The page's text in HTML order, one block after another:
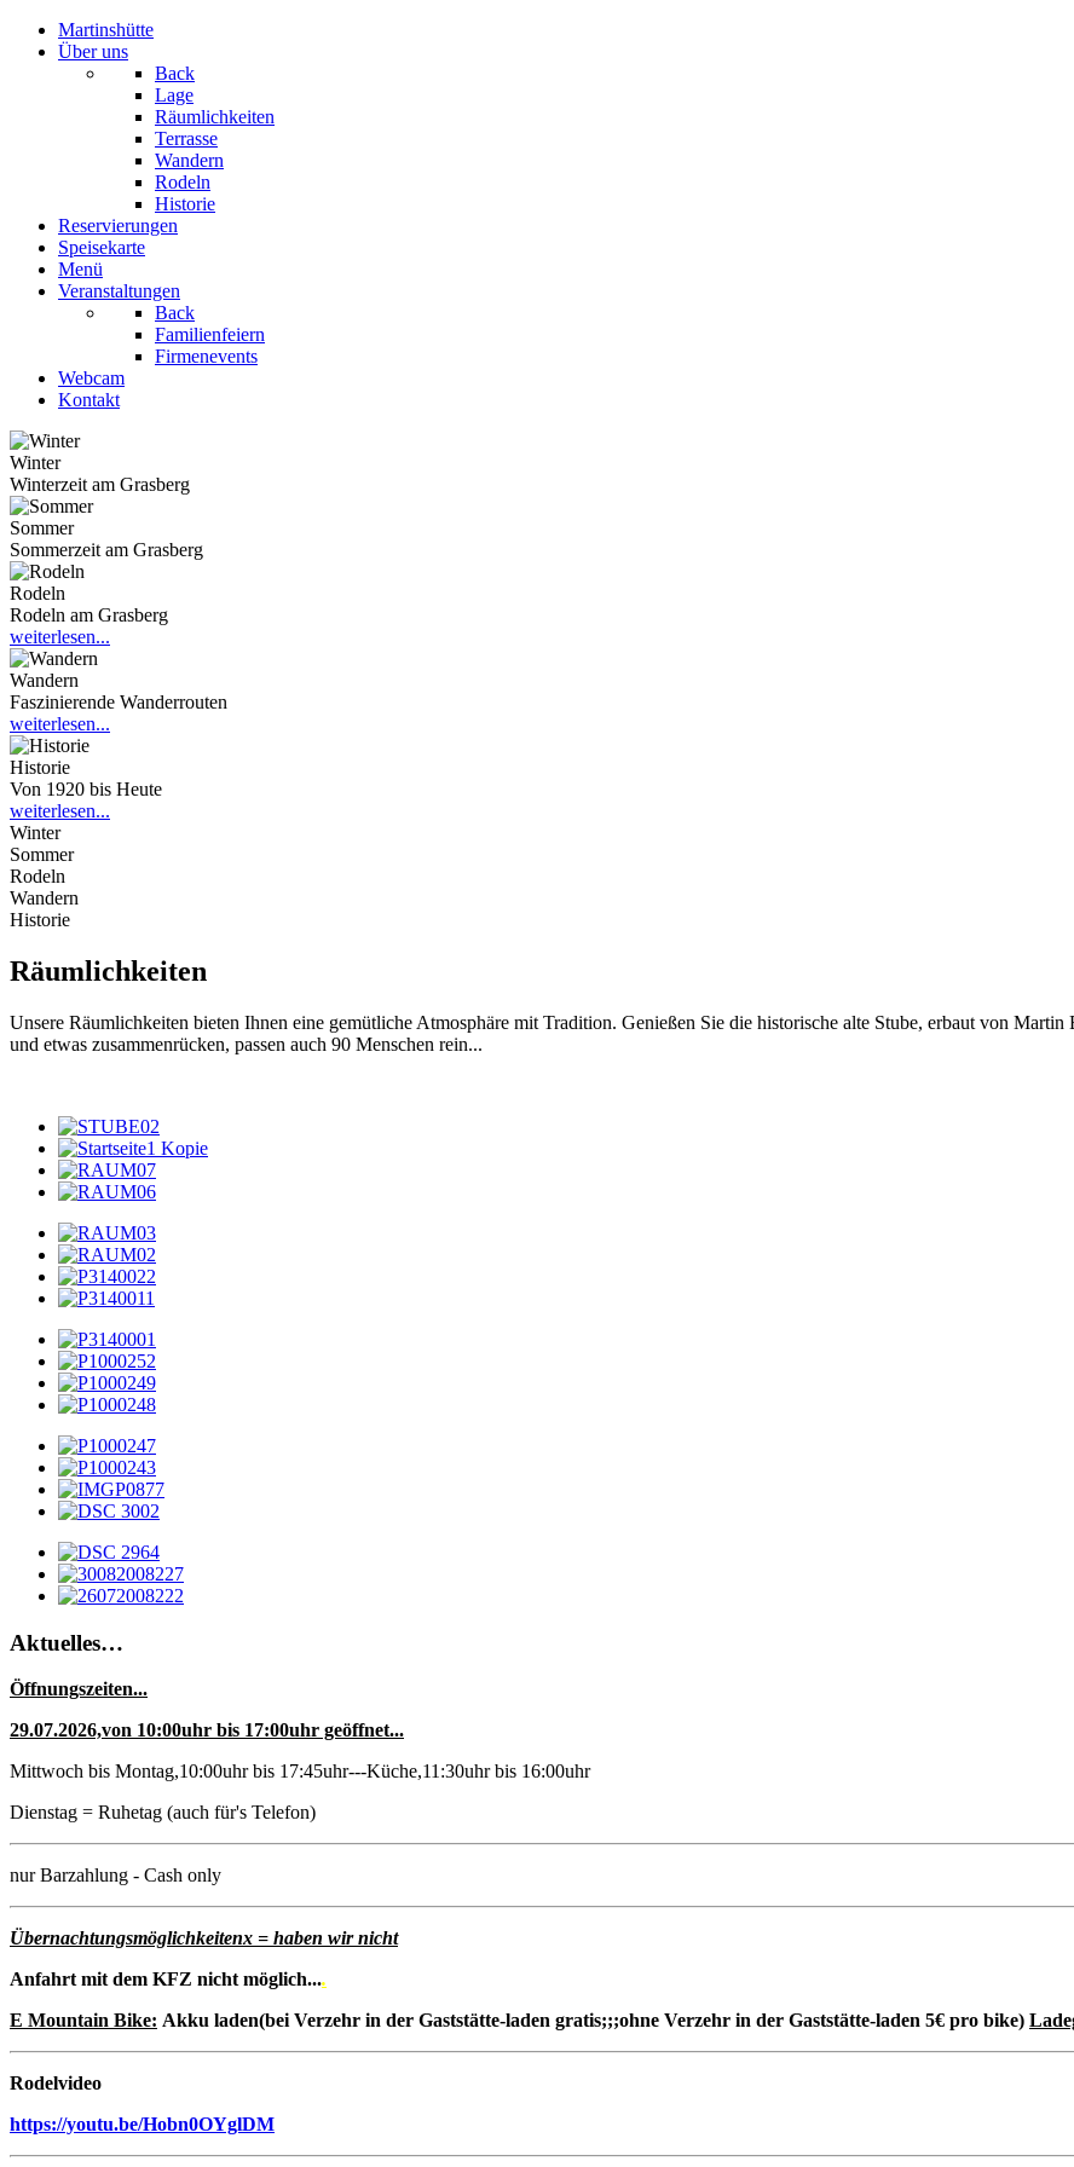
Martinshütte
Über uns
Back
Lage
Räumlichkeiten
Terrasse
Wandern
Rodeln
Historie
Reservierungen
Speisekarte
Menü
Veranstaltungen
Back
Familienfeiern
Firmenevents
Webcam
Kontakt
Winter
Winterzeit am Grasberg
Sommer
Sommerzeit am Grasberg
Rodeln
Rodeln am Grasberg
weiterlesen...
Wandern
Faszinierende Wanderrouten
weiterlesen...
Historie
Von 1920 bis Heute
weiterlesen...
Winter
Sommer
Rodeln
Wandern
Historie
Räumlichkeiten
Unsere Räumlichkeiten bieten Ihnen eine gemütliche Atmosphäre mit Tradition. Genießen Sie die historische alte Stube, erbaut von
und etwas zusammenrücken, passen auch 90 Menschen rein...
Aktuelles…
Öffnungszeiten...
29.07.2026,von 10:00uhr bis 17:00uhr geöffnet...
Mittwoch bis Montag,10:00uhr bis 17:45uhr---Küche,11:30uhr bis 16:00uhr
Dienstag = Ruhetag (auch für's Telefon)
nur Barzahlung - Cash only
Übernachtungsmöglichkeitenx = haben wir nicht
Anfahrt mit dem KFZ nicht möglich....
E Mountain Bike: Akku laden(bei Verzehr in der Gaststätte-laden gratis;;;ohne Verzehr in der Gaststätte-laden 5€ pro bike)
Rodelvideo
https://youtu.be/Hobn0OYglDM